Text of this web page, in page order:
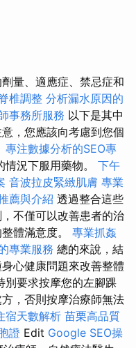
量、適應症、禁忌症和
椎調整 分析漏水原因的
事務所服務 以下是其中
，您應該向考慮到您個
專注數據分析的SEO專
況下服用藥物。 下午
音波拉皮緊緻肌膚 專業
薦與介紹 透過整合這些
不僅可以改善患者的治
體滿意度。 專業抓姦
專業服務 總的來說，結
心健康問題來改善整體
別要求按摩您的左腳踝
，否則按摩治療師無法
宿天數解析 苗栗高品質
證 Edit Google SEO操